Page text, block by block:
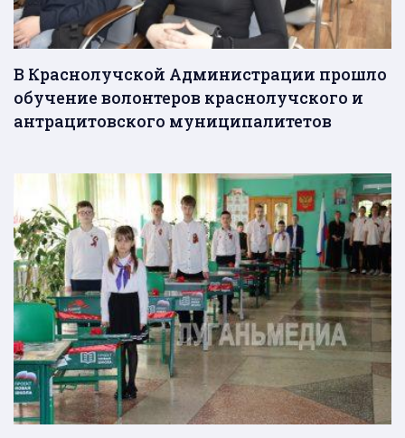
В Краснолучской Администрации прошло
обучение волонтеров краснолучского и
антрацитовского муниципалитетов